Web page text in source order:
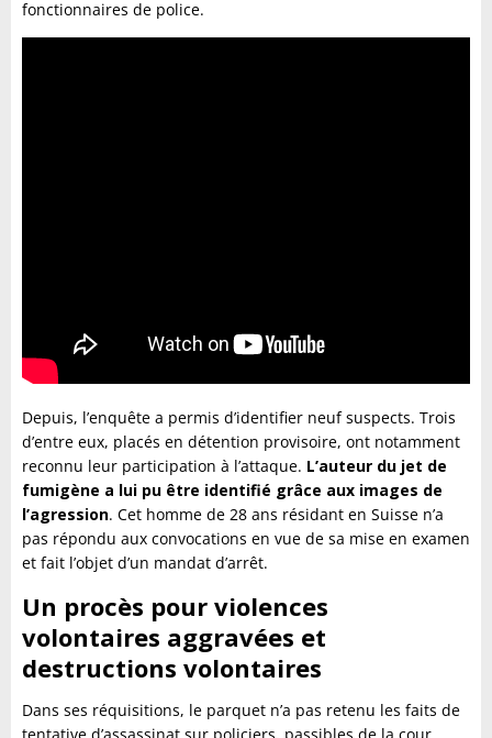
fonctionnaires de police.
Depuis, l’enquête a permis d’identifier neuf suspects. Trois
d’entre eux, placés en détention provisoire, ont notamment
reconnu leur participation à l’attaque. L’auteur du jet de
fumigène a lui pu être identifié grâce aux images de
l’agression. Cet homme de 28 ans résidant en Suisse n’a
pas répondu aux convocations en vue de sa mise en examen
et fait l’objet d’un mandat d’arrêt.
Un procès pour violences
volontaires aggravées et
destructions volontaires
Dans ses réquisitions, le parquet n’a pas retenu les faits de
tentative d’assassinat sur policiers, passibles de la cour